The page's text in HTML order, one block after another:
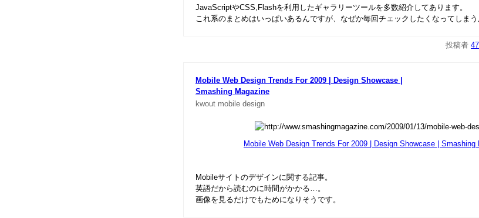
JavaScriptやCSS,Flashを利用したギャラリーツールを多数紹介してあります。
これ系のまとめはいっぱいあるんですが、なぜか毎回チェックしたくなってしま
投稿者
Mobile Web Design Trends For 2009 | Design Showcase |
Smashing Magazine
kwout mobile design
Mobile Web Design Trends For 2009 | Design Showcase | Smashing
Mobileサイトのデザインに関する記事。
英語だから読むのに時間がかかる…。
画像を見るだけでもためになりそうです。